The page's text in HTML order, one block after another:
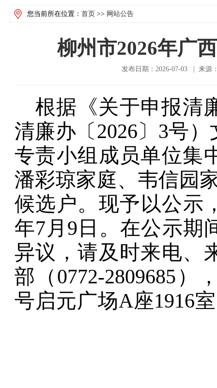
您当前所在位置： 首页 >> 网站公告
柳州市2026年广
发布日期：2026-07-03 | 来
根据《关于申报清
清廉办〔 2026〕 3号）
专责小组成员单位集
潘彩琼家庭、韦信园
候选户。现予以公示
年7 月 9 日。在公示期
异议，请及时来电、
部（0772-2809685 ）
号启元广场A座1916